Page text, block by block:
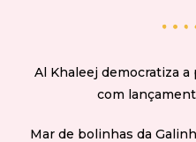
Al Khaleej democratiza
com
Mar de bolinhas da